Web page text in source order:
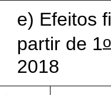
e) Efeitos
partir de 1o
2018